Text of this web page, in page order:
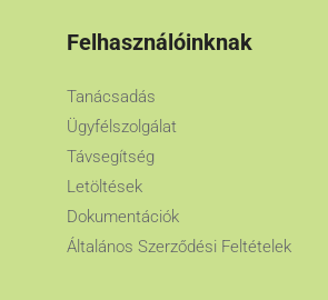
Felhasználóinknak
Tanácsadás
Ügyfélszolgálat
Távsegítség
Letöltések
Dokumentációk
Általános Szerződési Feltételek